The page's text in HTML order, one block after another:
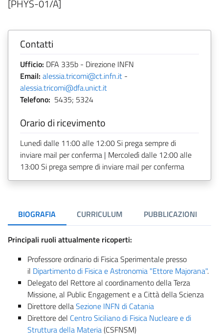
[PHYS-01/A]
Contatti
Ufficio: DFA 335b - Direzione INFN
Email: alessia.tricomi@ct.infn.it -
alessia.tricomi@dfa.unict.it
Telefono: 5435; 5324
Orario di ricevimento
Lunedì dalle 11:00 alle 12:00 Si prega sempre di
inviare mail per conferma | Mercoledì dalle 12:00 alle
13:00 Si prega sempre di inviare mail per conferma
BIOGRAFIA CURRICULUM PUBBLICAZIONI
Principali ruoli attualmente ricoperti:
Professore ordinario di Fisica Sperimentale presso
il Dipartimento di Fisica e Astronomia "Ettore Majorana".
Delegato del Rettore al coordinamento della Terza
Missione, al Public Engagement e a Città della Scienza
Direttore dellaSezione INFN di Catania
Direttore del Centro Siciliano di Fisica Nucleare e di
Struttura della Materia(CSFNSM)